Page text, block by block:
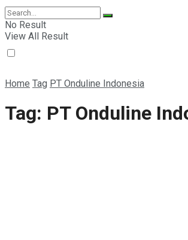
E-Magazine
No Result
View All Result
Home Tag PT Onduline Indonesia
Tag: PT Onduline